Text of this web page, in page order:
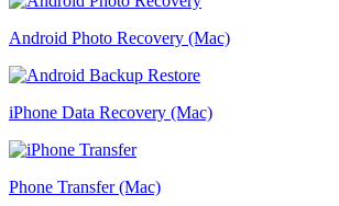
Android Photo Recovery (Mac)
iPhone Data Recovery (Mac)
Phone Transfer (Mac)